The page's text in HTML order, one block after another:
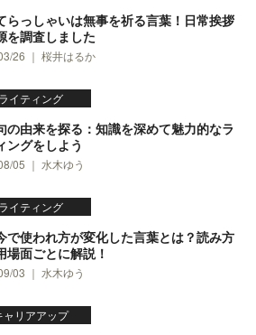
らっしゃいは無事を祈る言葉！日常挨拶
を調査しました
26 ｜ 桜井はるか
ライティング
の由来を探る：知識を深めて魅力的なラ
ングをしよう
05 ｜ 水木ゆう
ライティング
で使われ方が変化した言葉とは？読み方
場面ごとに解説！
03 ｜ 水木ゆう
ャリアアップ